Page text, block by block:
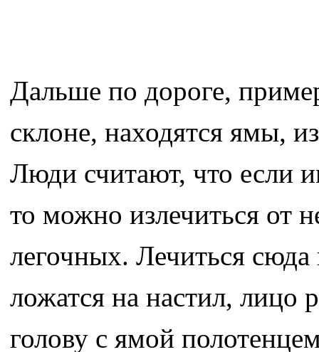
Дальше по дороге,
склоне, находятся ямы,
Люди считают, что если
то можно излечиться от
легочных. Лечиться
ложатся на настил, лицо
голову с ямой